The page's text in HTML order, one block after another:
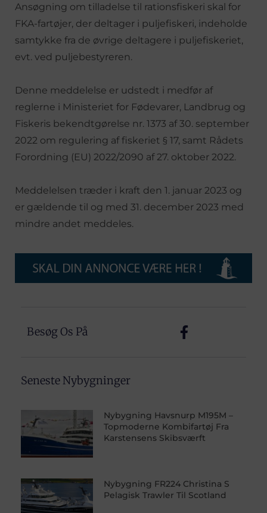
Ansøgning om tilladelse til rationsfiskeri skal for
FKA-fartøjer, der deltager i puljefiskeri, indeholde
samtykke fra de øvrige deltagere i puljefiskeriet,
evt. ved puljebestyreren.
Denne meddelelse er udstedt i medfør af
reglerne i Ministeriet for Fødevarer, Landbrug og
Fiskeris bekendtgørelse nr. 1373 af 30. september
2022 om regulering af fiskeriet § 17, samt Rådets
Forordning (EU) 2022/2090 af 27. oktober 2022.
Meddelelsen træder i kraft den 1. januar 2023 og
er gældende til og med 31. december 2023 med
mindre andet meddeles.
Besøg Os På
Seneste Nybygninger
Nybygning Havsnurp M195M –
Topmoderne Kombifartøj Fra
Karstensens Skibsværft
Nybygning FR224 Christina S
Pelagisk Trawler Til Scotland